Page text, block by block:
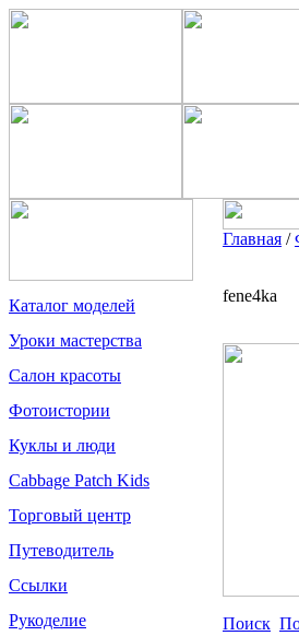
Каталог моделей
Уроки мастерства
Салон красоты
Фотоистории
Куклы и люди
Cabbage Patch Kids
Торговый центр
Путеводитель
Ссылки
Рукоделие
Главная /
fene4ka
Поиск